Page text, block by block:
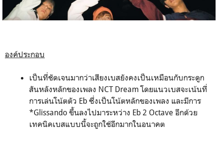
องค์ประกอบ
เป็นที่ชัดเจนมากว่าเสียงเบสยังคงเป็นเหมือนกับกระดูก
สันหลังหลักของเพลง NCT Dream โดยแนวเบสจะเน้นที่
การเล่นโน้ตตัว Eb ซึ่งเป็นโน้ตหลักของเพลง และมีการ
*Glissando ขึ้นลงไปมาระหว่าง Eb 2 Octave อีกด้วย
เทคนิคเบสแบบนี้จะถูกใช้อีกมากในอนาคต